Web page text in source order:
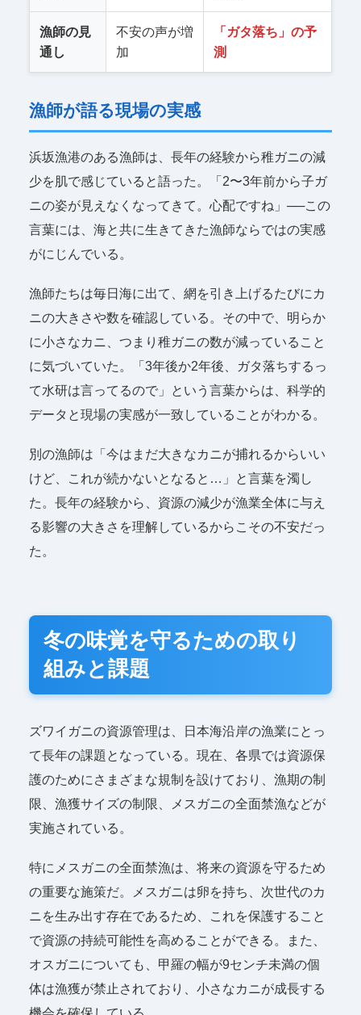
漁師の見
通し
不安の声が増
加
「ガタ落ち」の予
測
漁師が語る現場の実感
浜坂漁港のある漁師は、長年の経験から稚ガニの減
少を肌で感じていると語った。「2〜3年前から子ガ
ニの姿が見えなくなってきて。心配ですね」──この
言葉には、海と共に生きてきた漁師ならではの実感
がにじんでいる。
漁師たちは毎日海に出て、網を引き上げるたびにカ
ニの大きさや数を確認している。その中で、明らか
に小さなカニ、つまり稚ガニの数が減っていること
に気づいていた。「3年後か2年後、ガタ落ちするっ
て水研は言ってるので」という言葉からは、科学的
データと現場の実感が一致していることがわかる。
別の漁師は「今はまだ大きなカニが捕れるからいい
けど、これが続かないとなると…」と言葉を濁し
た。長年の経験から、資源の減少が漁業全体に与え
る影響の大きさを理解しているからこその不安だっ
た。
冬の味覚を守るための取り
組みと課題
ズワイガニの資源管理は、日本海沿岸の漁業にとっ
て長年の課題となっている。現在、各県では資源保
護のためにさまざまな規制を設けており、漁期の制
限、漁獲サイズの制限、メスガニの全面禁漁などが
実施されている。
特にメスガニの全面禁漁は、将来の資源を守るため
の重要な施策だ。メスガニは卵を持ち、次世代のカ
ニを生み出す存在であるため、これを保護すること
で資源の持続可能性を高めることができる。また、
オスガニについても、甲羅の幅が9センチ未満の個
体は漁獲が禁止されており、小さなカニが成長する